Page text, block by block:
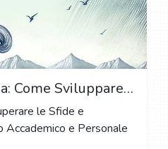
Coltivare la Tenacia: Come Sviluppare Perseveranza e Determinazione durante gli Anni di Studio
le Sfide e
Accademico e Personale